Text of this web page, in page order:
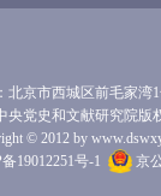
、南
来源
北京市西城区前毛家湾
央党史和文献研究院版
© 2012 by
19012251号-1
京